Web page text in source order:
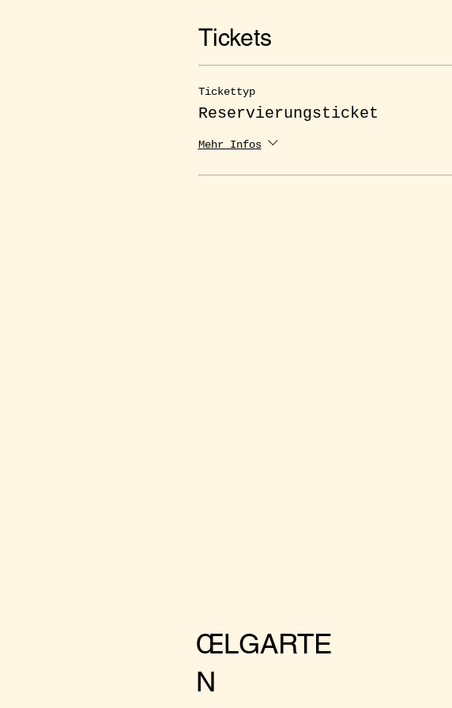
Tickets
Tickettyp
Reservierungsticket
Mehr Infos
ŒLGARTE
N